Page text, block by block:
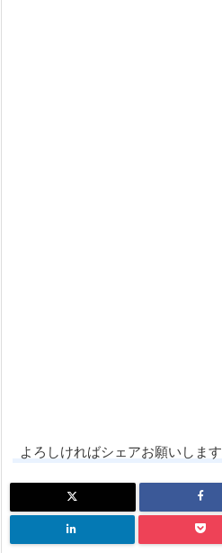
よろしければシェアお願いします